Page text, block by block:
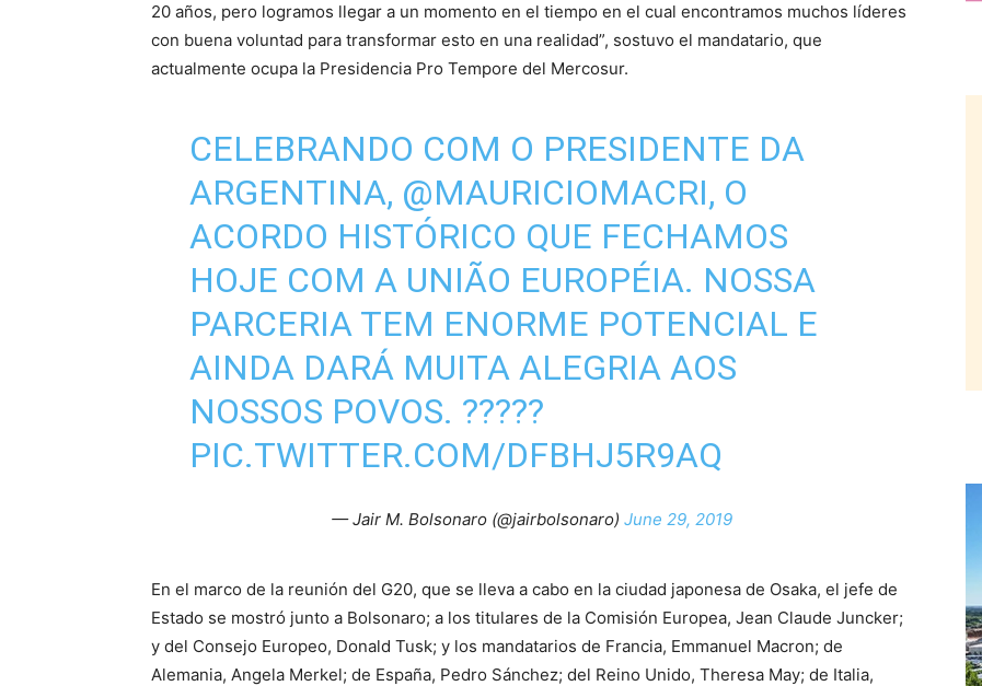
20 años, pero logramos llegar a un momento en el tiempo en el cual encontramos muchos líderes
con buena voluntad para transformar esto en una realidad”, sostuvo el mandatario, que
actualmente ocupa la Presidencia Pro Tempore del Mercosur.
CELEBRANDO COM O PRESIDENTE DA
ARGENTINA, @MAURICIOMACRI, O
ACORDO HISTÓRICO QUE FECHAMOS
HOJE COM A UNIÃO EUROPÉIA. NOSSA
PARCERIA TEM ENORME POTENCIAL E
AINDA DARÁ MUITA ALEGRIA AOS
NOSSOS POVOS. ?????
PIC.TWITTER.COM/DFBHJ5R9AQ
— Jair M. Bolsonaro (@jairbolsonaro) June 29, 2019
En el marco de la reunión del G20, que se lleva a cabo en la ciudad japonesa de Osaka, el jefe de
Estado se mostró junto a Bolsonaro; a los titulares de la Comisión Europea, Jean Claude Juncker;
y del Consejo Europeo, Donald Tusk; y los mandatarios de Francia, Emmanuel Macron; de
Alemania, Angela Merkel; de España, Pedro Sánchez; del Reino Unido, Theresa May; de Italia,